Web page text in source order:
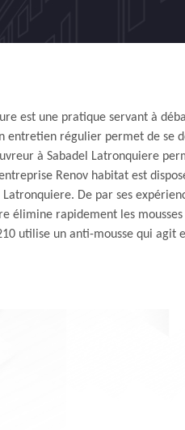
est une pratique servant à
entretien régulier permet de se
à Sabadel Latronquiere
Renov habitat est
De par ses
élimine rapidement les
utilise un anti-mousse qui agit